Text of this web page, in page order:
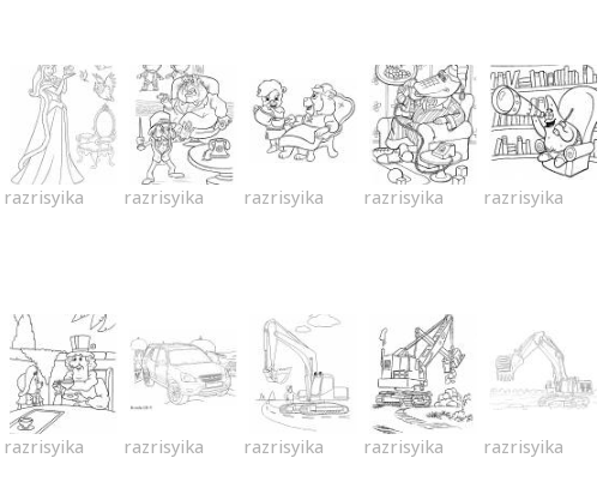
razrisyika razrisyika razrisyika razrisyika razrisyika
razrisyika razrisyika razrisyika razrisyika razrisyika